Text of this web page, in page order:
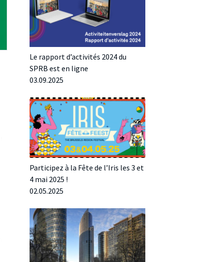
Le rapport d’activités 2024 du
SPRB est en ligne
03.09.2025
Participez à la Fête de l’Iris les 3 et
4 mai 2025 !
02.05.2025